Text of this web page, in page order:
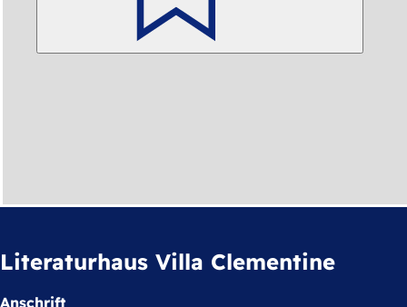
Literaturhaus Villa Clementine
Anschrift